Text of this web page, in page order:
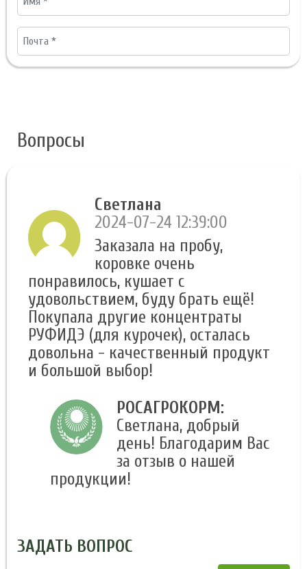
Вопросы
Светлана
2024-07-24 12:39:00
Заказала на пробу,
коровке очень
понравилось, кушает с
удовольствием, буду брать ещё!
Покупала другие концентраты
РУФИДЭ (для курочек), осталась
довольна - качественный продукт
и большой выбор!
РОСАГРОКОРМ:
Светлана, добрый
день! Благодарим Вас
за отзыв о нашей
продукции!
ЗАДАТЬ ВОПРОС